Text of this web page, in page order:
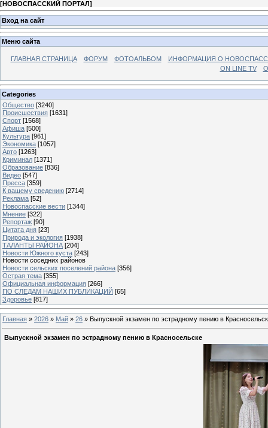
[НОВОСПАССКИЙ ПОРТАЛ]
Вход на сайт
Меню сайта
ГЛАВНАЯ СТРАНИЦА ФОРУМ ФОТОАЛЬБОМ
ИНФОРМАЦИЯ О
ON LINE TV
Categories
Общество [3240]
Происшествия [1631]
Спорт [1568]
Афиша [500]
Культура [961]
Экономика [1057]
Авто [1263]
Криминал [1371]
Образование [836]
Видео [547]
Пресса [359]
К вашему сведению [2714]
Реклама [52]
Новоспасские вести [1344]
Мнение [322]
Репортаж [90]
Цитата дня [23]
Природа и экология [1938]
ТАЛАНТЫ РАЙОНА [204]
Новости Южного куста [243]
Новости соседних районов
Новости сельских поселений района [356]
Острая тема [355]
Официальная информация [266]
ПО СЛЕДАМ НАШИХ ПУБЛИКАЦИЙ [65]
Здоровье [817]
Главная » 2026 » Май » 26 » Выпускной экзамен по эстрадному пению в
Выпускной экзамен по эстрадному пению в Красносельске